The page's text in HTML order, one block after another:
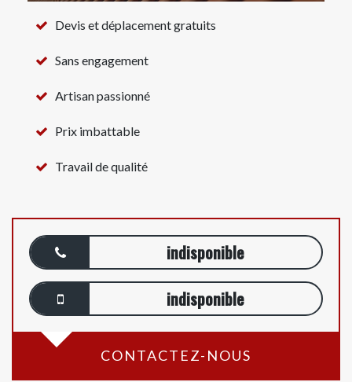
Devis et déplacement gratuits
Sans engagement
Artisan passionné
Prix imbattable
Travail de qualité
indisponible
indisponible
CONTACTEZ-NOUS